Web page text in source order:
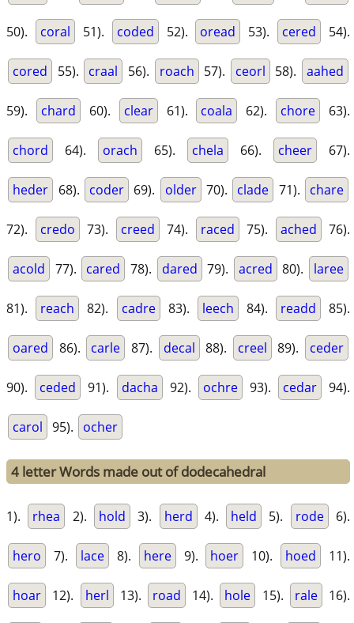
50). coral 51). coded 52). oread 53). cered 54).
cored 55). craal 56). roach 57). ceorl 58). aahed
59). chard 60). clear 61). coala 62). chore 63).
chord 64). orach 65). chela 66). cheer 67).
heder 68). coder 69). older 70). clade 71). chare
72). credo 73). creed 74). raced 75). ached 76).
acold 77). cared 78). dared 79). acred 80). laree
81). reach 82). cadre 83). leech 84). readd 85).
oared 86). carle 87). decal 88). creel 89). ceder
90). ceded 91). dacha 92). ochre 93). cedar 94).
carol 95). ocher
4 letter Words made out of dodecahedral
1). rhea 2). hold 3). herd 4). held 5). rode 6).
hero 7). lace 8). here 9). hoer 10). hoed 11).
hoar 12). herl 13). road 14). hole 15). rale 16).